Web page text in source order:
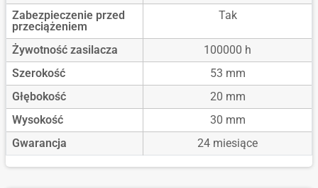
Zabezpieczenie przed
przeciążeniem
Tak
Żywotność zasilacza
100000 h
Szerokość
53 mm
Głębokość
20 mm
Wysokość
30 mm
Gwarancja
24 miesiące